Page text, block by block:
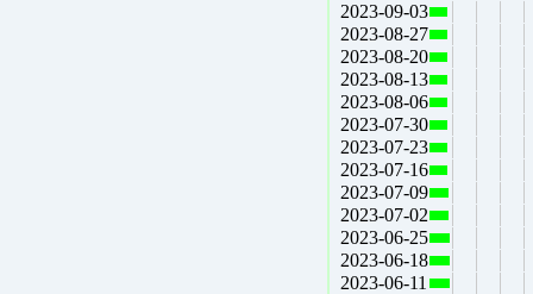
2023-09-03
2023-08-27
2023-08-20
2023-08-13
2023-08-06
2023-07-30
2023-07-23
2023-07-16
2023-07-09
2023-07-02
2023-06-25
2023-06-18
2023-06-11